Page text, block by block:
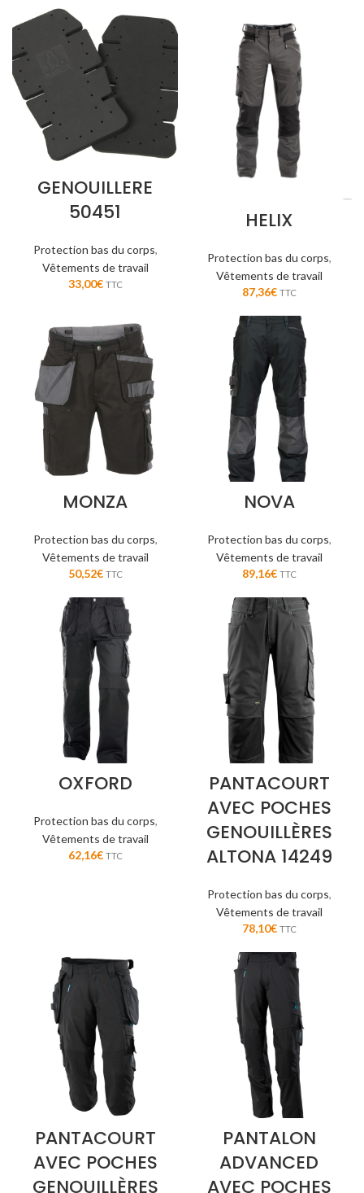
GENOUILLERE
50451
Protection bas du corps,
Vêtements de travail
33,00€ TTC
HELIX
Protection bas du corps,
Vêtements de travail
87,36€ TTC
MONZA
Protection bas du corps,
Vêtements de travail
50,52€ TTC
NOVA
Protection bas du corps,
Vêtements de travail
89,16€ TTC
OXFORD
Protection bas du corps,
Vêtements de travail
62,16€ TTC
PANTACOURT
AVEC POCHES
GENOUILLÈRES
ALTONA 14249
Protection bas du corps,
Vêtements de travail
78,10€ TTC
PANTACOURT
AVEC POCHES
GENOUILLÈRES
PANTALON
ADVANCED
AVEC POCHES